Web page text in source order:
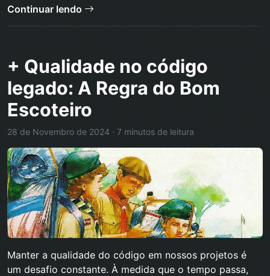
Continuar lendo
+ Qualidade no código
legado: A Regra do Bom
Escoteiro
28 de Novembro de 2024 · 7 minutos de leitura
Manter a qualidade do código em nossos projetos é
um desafio constante. À medida que o tempo passa,